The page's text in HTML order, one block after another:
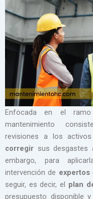
Enfocada en el ramo
mantenimiento
revisiones a los
corregir sus desgastes
embargo, para
intervención de expertos
seguir, es decir, el plan
presupuesto disponible